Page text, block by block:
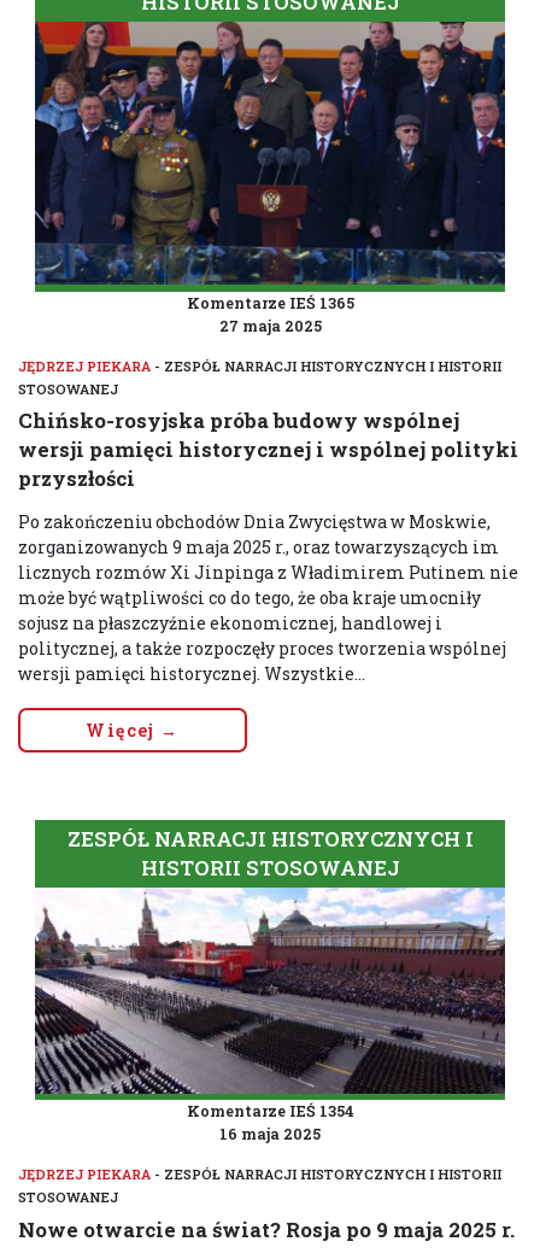
Komentarze IEŚ 1365
27 maja 2025
JĘDRZEJ PIEKARA - ZESPÓŁ NARRACJI HISTORYCZNYCH I HISTORII
STOSOWANEJ
Chińsko-rosyjska próba budowy wspólnej
wersji pamięci historycznej i wspólnej polityki
przyszłości
Po zakończeniu obchodów Dnia Zwycięstwa w Moskwie,
zorganizowanych 9 maja 2025 r., oraz towarzyszących im
licznych rozmów Xi Jinpinga z Władimirem Putinem nie
może być wątpliwości co do tego, że oba kraje umocniły
sojusz na płaszczyźnie ekonomicznej, handlowej i
politycznej, a także rozpoczęły proces tworzenia wspólnej
wersji pamięci historycznej. Wszystkie...
Więcej →
ZESPÓŁ NARRACJI HISTORYCZNYCH I
HISTORII STOSOWANEJ
Komentarze IEŚ 1354
16 maja 2025
JĘDRZEJ PIEKARA - ZESPÓŁ NARRACJI HISTORYCZNYCH I HISTORII
STOSOWANEJ
Nowe otwarcie na świat? Rosja po 9 maja 2025 r.